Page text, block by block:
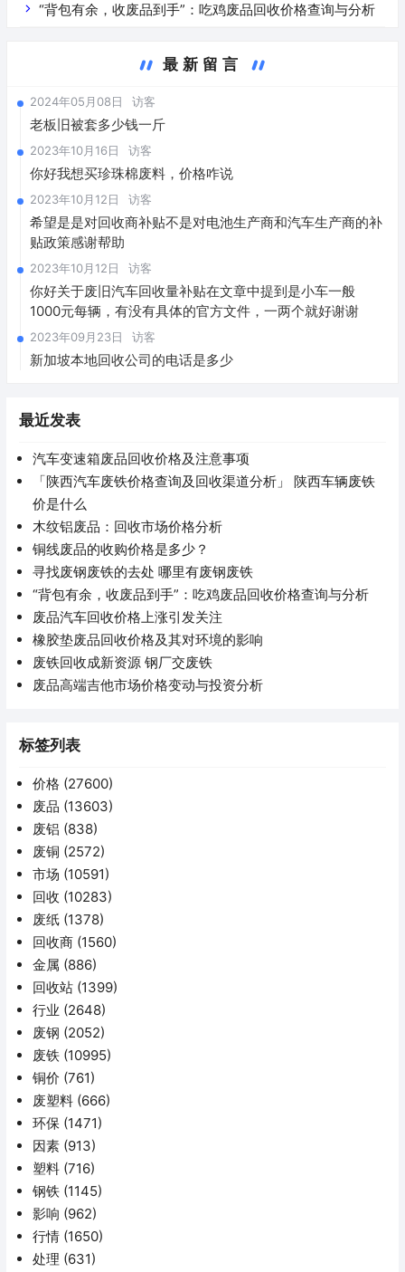
“背包有余，收废品到手”：吃鸡废品回收价格查询与分析
最新留言
2024年05月08日 访客
老板旧被套多少钱一斤
2023年10月16日 访客
你好我想买珍珠棉废料，价格咋说
2023年10月12日 访客
希望是是对回收商补贴不是对电池生产商和汽车生产商的补
贴政策感谢帮助
2023年10月12日 访客
你好关于废旧汽车回收量补贴在文章中提到是小车一般
1000元每辆，有没有具体的官方文件，一两个就好谢谢
2023年09月23日 访客
新加坡本地回收公司的电话是多少
最近发表
汽车变速箱废品回收价格及注意事项
「陕西汽车废铁价格查询及回收渠道分析」 陕西车辆废铁
价是什么
木纹铝废品：回收市场价格分析
铜线废品的收购价格是多少？
寻找废钢废铁的去处 哪里有废钢废铁
“背包有余，收废品到手”：吃鸡废品回收价格查询与分析
废品汽车回收价格上涨引发关注
橡胶垫废品回收价格及其对环境的影响
废铁回收成新资源 钢厂交废铁
废品高端吉他市场价格变动与投资分析
标签列表
价格 (27600)
废品 (13603)
废铝 (838)
废铜 (2572)
市场 (10591)
回收 (10283)
废纸 (1378)
回收商 (1560)
金属 (886)
回收站 (1399)
行业 (2648)
废钢 (2052)
废铁 (10995)
铜价 (761)
废塑料 (666)
环保 (1471)
因素 (913)
塑料 (716)
钢铁 (1145)
影响 (962)
行情 (1650)
处理 (631)